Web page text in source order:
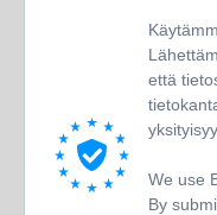
että
We use
By